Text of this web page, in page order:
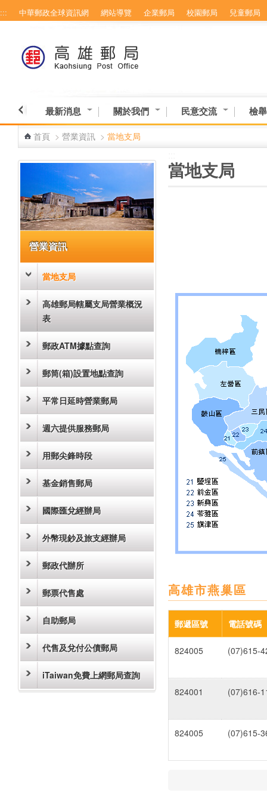
跳到主要內容區塊
::: 中華郵政全球資訊網 網站導覽 企業郵局 校園郵局 兒童郵局
最新消息 關於我們 民意交流 檢
首頁 > 營業資訊 > 當地支局
營業資訊
當地支局
高雄郵局轄屬支局營業概況
表
郵政ATM據點查詢
郵筒(箱)設置地點查詢
平常日延時營業郵局
週六提供服務郵局
用郵尖鋒時段
基金銷售郵局
國際匯兌經辦局
外幣現鈔及旅支經辦局
郵政代辦所
郵票代售處
自助郵局
代售及兌付公債郵局
iTaiwan免費上網郵局查詢
當地支局
高雄市燕巢區
郵遞區號 電話號碼
824005 (07)615-
824001 (07)616-
824005 (07)615-